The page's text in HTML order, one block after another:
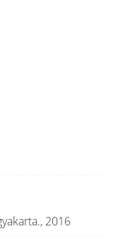
., 2016